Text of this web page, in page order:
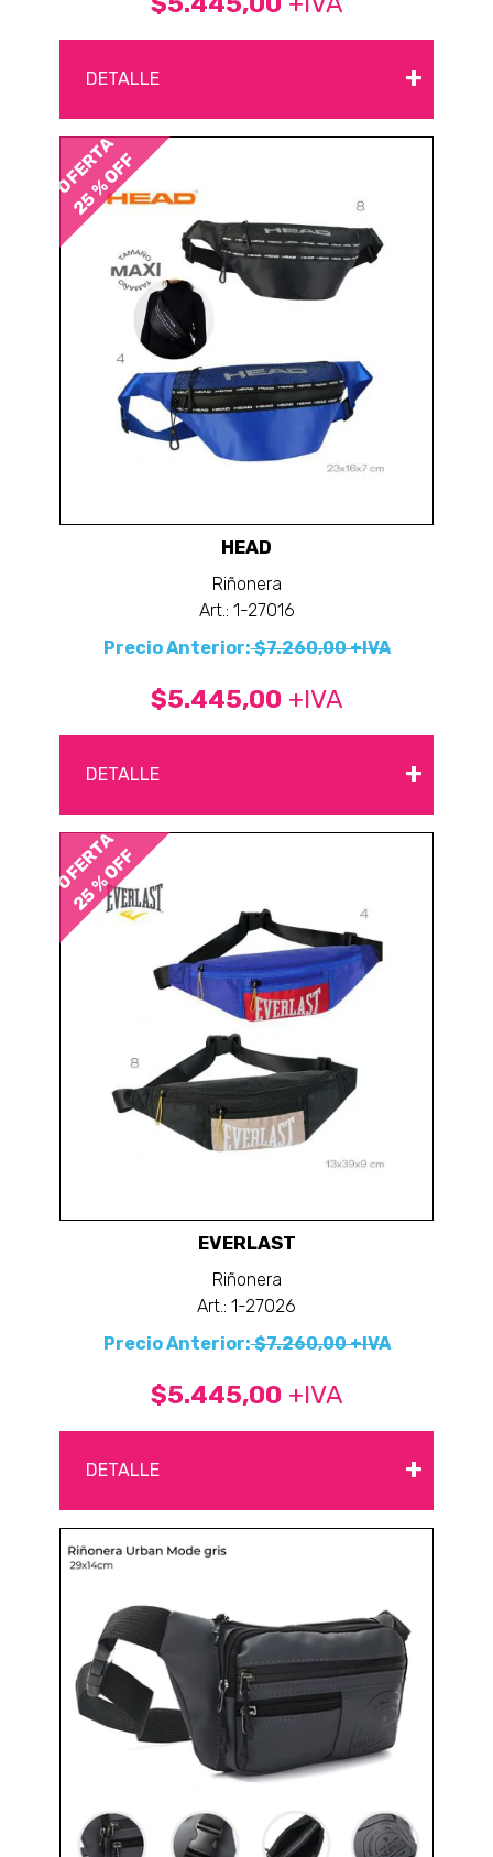
DETALLE +
OFERTA
25 % OFF
HEAD
Riñonera
Art.: 1-27016
Precio Anterior:$7.260,00 +IVA
$5.445,00 +IVA
DETALLE +
OFERTA
25 % OFF
EVERLAST
Riñonera
Art.: 1-27026
Precio Anterior:$7.260,00 +IVA
$5.445,00 +IVA
DETALLE +